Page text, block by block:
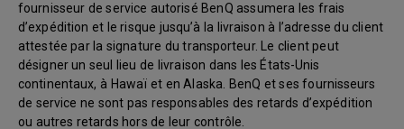
fournisseur de service autorisé BenQ assumera les frais
d’expédition et le risque jusqu’à la livraison à l’adresse du client
attestée par la signature du transporteur. Le client peut
désigner un seul lieu de livraison dans les États-Unis
continentaux, à Hawaï et en Alaska. BenQ et ses fournisseurs
de service ne sont pas responsables des retards d’expédition
ou autres retards hors de leur contrôle.